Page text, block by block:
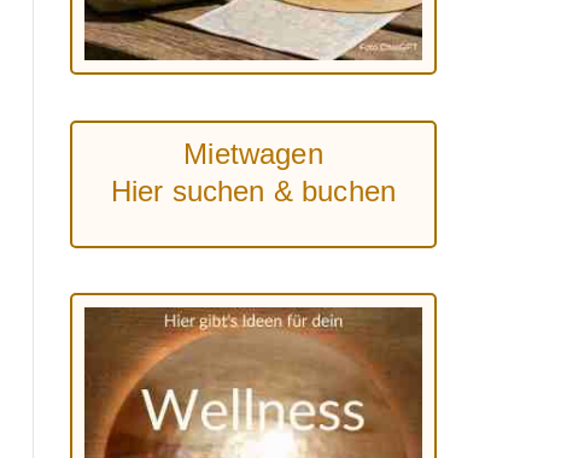
Mietwagen
Hier suchen & buchen